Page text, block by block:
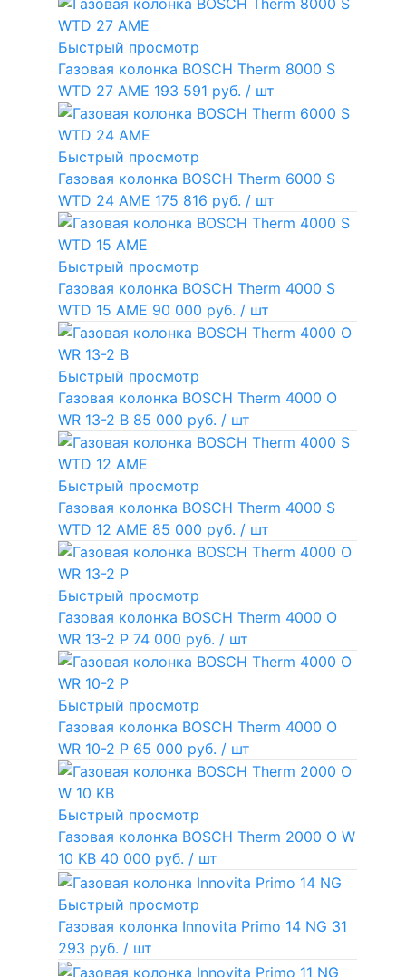
Быстрый просмотр
Газовая колонка BOSCH Therm 8000 S
WTD 27 AME 193 591 руб. / шт
Быстрый просмотр
Газовая колонка BOSCH Therm 6000 S
WTD 24 AME 175 816 руб. / шт
Быстрый просмотр
Газовая колонка BOSCH Therm 4000 S
WTD 15 AME 90 000 руб. / шт
Быстрый просмотр
Газовая колонка BOSCH Therm 4000 O
WR 13-2 В 85 000 руб. / шт
Быстрый просмотр
Газовая колонка BOSCH Therm 4000 S
WTD 12 AME 85 000 руб. / шт
Быстрый просмотр
Газовая колонка BOSCH Therm 4000 O
WR 13-2 P 74 000 руб. / шт
Быстрый просмотр
Газовая колонка BOSCH Therm 4000 O
WR 10-2 P 65 000 руб. / шт
Быстрый просмотр
Газовая колонка BOSCH Therm 2000 O W
10 KB 40 000 руб. / шт
Быстрый просмотр
Газовая колонка Innovita Primo 14 NG 31
293 руб. / шт